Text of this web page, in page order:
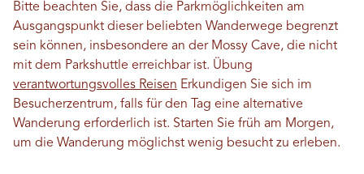
Bitte beachten Sie, dass die Parkmöglichkeiten am
Ausgangspunkt dieser beliebten Wanderwege begrenzt
sein können, insbesondere an der Mossy Cave, die nicht
mit dem Parkshuttle erreichbar ist. Übung
verantwortungsvolles Reisen Erkundigen Sie sich im
Besucherzentrum, falls für den Tag eine alternative
Wanderung erforderlich ist. Starten Sie früh am Morgen,
um die Wanderung möglichst wenig besucht zu erleben.